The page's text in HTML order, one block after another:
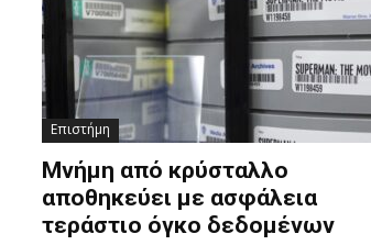
Επιστήμη
Μνήμη από κρύσταλλο
αποθηκεύει με ασφάλεια
τεράστιο όγκο δεδομένων